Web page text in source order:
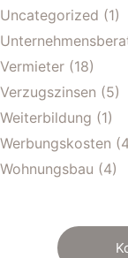
Uncategorized (1)
Vermieter (18)
Verzugszinsen (5)
Weiterbildung (1)
Werbungskosten
Wohnungsbau (4)